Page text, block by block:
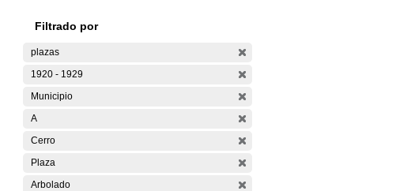
Filtrado por
plazas
1920 - 1929
Municipio
A
Cerro
Plaza
Arbolado